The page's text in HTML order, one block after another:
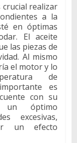
crucial realizar
a la
en óptimas
El aceite
las piezas de
Al mismo
el motor y lo
de
es
con su
un óptimo
excesivas,
un efecto